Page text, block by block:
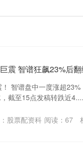
震 智谱狂飙23%后
智谱盘中一度涨超23%
截至15点发稿转跌近4....
股票配资科 阅读： 67